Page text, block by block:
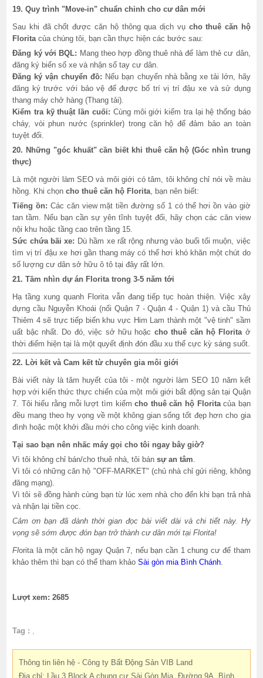
19. Quy trình "Move-in" chuẩn chỉnh cho cư dân mới
Sau khi đã chốt được căn hộ thông qua dịch vụ cho thuê căn hộ
Floritacủa chúng tôi, bạn cần thực hiện các bước sau:
Đăng ký với BQL: Mang theo hợp đồng thuê nhà để làm thẻ cư dân,
đăng ký biển số xe và nhận sổ tay cư dân.
Đăng ký vận chuyển đồ: Nếu bạn chuyển nhà bằng xe tải lớn, hãy
đăng ký trước với bảo vệ để được bố trí vị trí đậu xe và sử dụng
thang máy chở hàng (Thang tải).
Kiểm tra kỹ thuật lần cuối: Cùng môi giới kiểm tra lại hệ thống báo
cháy, vòi phun nước (sprinkler) trong căn hộ để đảm bảo an toàn
tuyệt đối.
20. Những "góc khuất" cần biết khi thuê căn hộ (Góc nhìn trung
thực)
Là một người làm SEO và môi giới có tâm, tôi không chỉ nói về màu
hồng. Khi chọncho thuê căn hộ Florita, bạn nên biết:
Tiếng ồn: Các căn view mặt tiền đường số 1 có thể hơi ồn vào giờ
tan tầm. Nếu bạn cần sự yên tĩnh tuyệt đối, hãy chọn các căn view
nội khu hoặc tầng cao trên tầng 15.
Sức chứa bãi xe: Dù hầm xe rất rộng nhưng vào buổi tối muộn, việc
tìm vị trí đậu xe hơi gần thang máy có thể hơi khó khăn một chút do
số lượng cư dân sở hữu ô tô tại đây rất lớn.
21. Tầm nhìn dự án Florita trong 3-5 năm tới
Hạ tầng xung quanh Florita vẫn đang tiếp tục hoàn thiện. Việc xây
dựng cầu Nguyễn Khoái (nối Quận 7 - Quận 4 - Quận 1) và cầu Thủ
Thiêm 4 sẽ trực tiếp biến khu vực Him Lam thành một "vệ tinh" sầm
uất bậc nhất. Do đó, việc sở hữu hoặc cho thuê căn hộ Floritaở
thời điểm hiện tại là một quyết định đón đầu xu thế cực kỳ sáng suốt.
22. Lời kết và Cam kết từ chuyên gia môi giới
Bài viết này là tâm huyết của tôi - một người làm SEO 10 năm kết
hợp với kiến thức thực chiến của một môi giới bất động sản tại Quận
7. Tôi hiểu rằng mỗi lượt tìm kiếmcho thuê căn hộ Floritacủa bạn
đều mang theo hy vọng về một không gian sống tốt đẹp hơn cho gia
đình hoặc một khởi đầu mới cho công việc kinh doanh.
Tại sao bạn nên nhấc máy gọi cho tôi ngay bây giờ?
Vì tôi không chỉ bán/cho thuê nhà, tôi bánsự an tâm.
Vì tôi có những căn hộ "OFF-MARKET" (chủ nhà chỉ gửi riêng, không
đăng mạng).
Vì tôi sẽ đồng hành cùng bạn từ lúc xem nhà cho đến khi bạn trả nhà
và nhận lại tiền cọc.
Cảm ơn bạn đã dành thời gian đọc bài viết dài và chi tiết này. Hy
vọng sẽ sớm được đón bạn trở thành cư dân mới tại Florita!
Florita là một căn hộ ngay Quận 7, nếu bạn cần 1 chung cư để tham
khảo thêm thì bạn có thể tham khảoSài gòn mia Bình Chánh.
Lượt xem: 2685
Tag : ,
Thông tin liên hệ - Công ty Bất Động Sản VIB Land
Địa chỉ: Lầu 3 Block A chung cư Sài Gòn Mia, Đường 9A, Bình